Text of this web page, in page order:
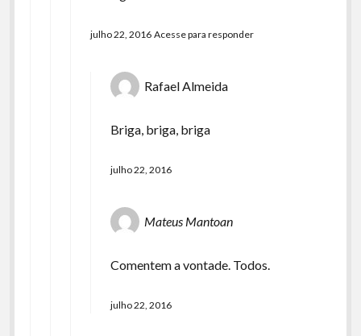
julho 22, 2016 Acesse para responder
Rafael Almeida
Briga, briga, briga
julho 22, 2016
Mateus Mantoan
Comentem a vontade. Todos.
julho 22, 2016